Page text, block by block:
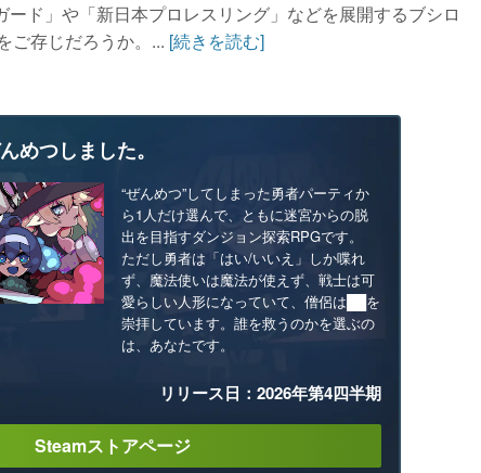
ド」や「新日本プロレスリング」などを展開するブシロ
ご存じだろうか。... [続きを読む]
めつしました。
“ぜんめつ”してしまった勇者パーティか
ら1人だけ選んで、ともに迷宮からの脱
出を目指すダンジョン探索RPGです。
ただし勇者は「はい/いいえ」しか喋れ
ず、魔法使いは魔法が使えず、戦士は可
愛らしい人形になっていて、僧侶は██を
崇拝しています。誰を救うのかを選ぶの
は、あなたです。
リリース日：2026年第4四半期
Steamストアページ